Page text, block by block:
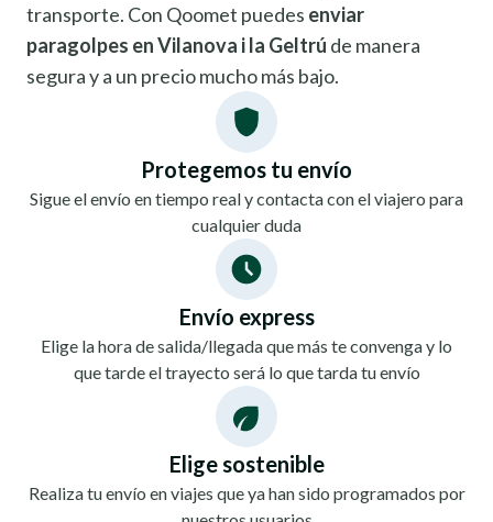
transporte. Con Qoomet puedes enviar
paragolpes en Vilanova i la Geltrú de manera
segura y a un precio mucho más bajo.
Protegemos tu envío
Sigue el envío en tiempo real y contacta con el viajero para
cualquier duda
Envío express
Elige la hora de salida/llegada que más te convenga y lo
que tarde el trayecto será lo que tarda tu envío
Elige sostenible
Realiza tu envío en viajes que ya han sido programados por